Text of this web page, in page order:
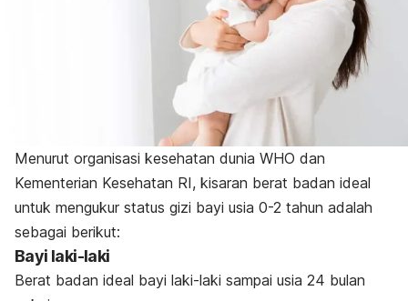
Menurut organisasi kesehatan dunia WHO dan
Kementerian Kesehatan RI, kisaran berat badan ideal
untuk mengukur status gizi bayi usia 0-2 tahun adalah
sebagai berikut:
Bayi laki-laki
Berat badan ideal bayi laki-laki sampai usia 24 bulan